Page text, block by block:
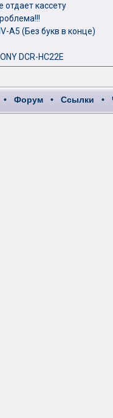
отдает кассету
A5 (Без букв в конце)
DCR-HC22E
• Форум • Ссылки •